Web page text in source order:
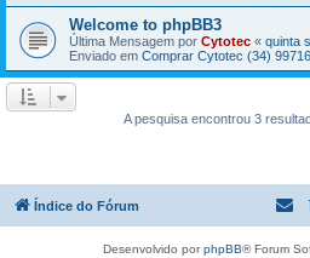
Welcome to phpBB3
Última Mensagem por Cytotec « quinta
Enviado em Comprar Cytotec (34)
A pesquisa encontrou 3
Índice do Fórum
Desenvolvido porphpBB® Forum